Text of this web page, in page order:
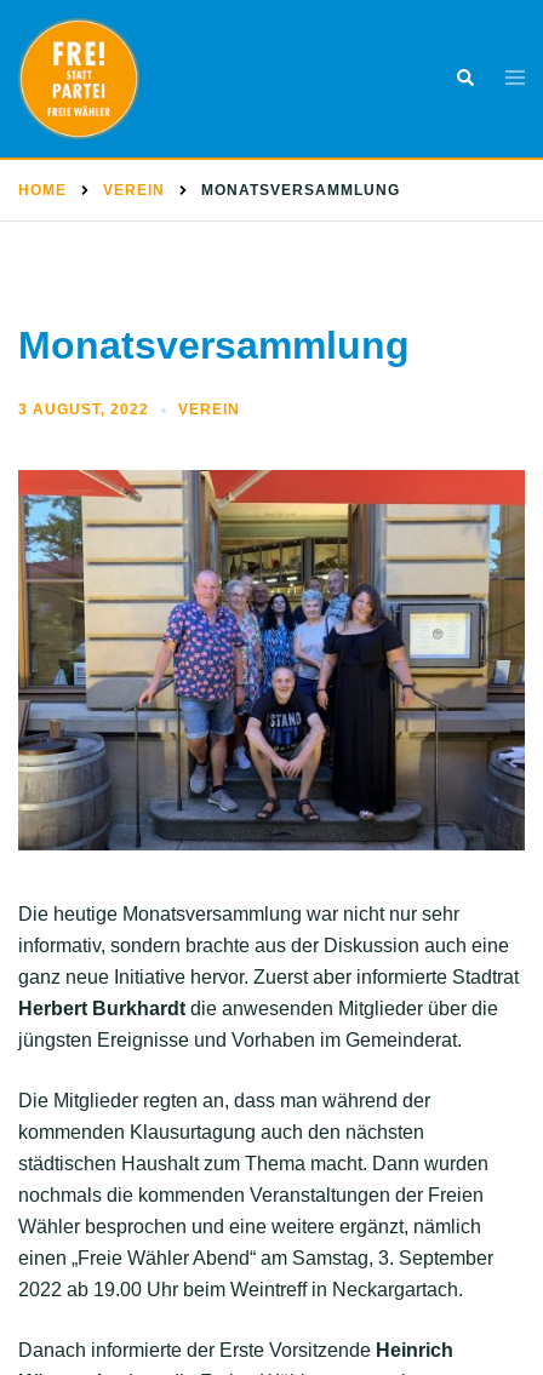
content
Search
HOME VEREIN MONATSVERSAMMLUNG
Monatsversammlung
3 AUGUST, 2022 VEREIN
Die heutige Monatsversammlung war nicht nur sehr
informativ, sondern brachte aus der Diskussion auch eine
ganz neue Initiative hervor. Zuerst aber informierte Stadtrat
Herbert Burkhardt die anwesenden Mitglieder über die
jüngsten Ereignisse und Vorhaben im Gemeinderat.
Die Mitglieder regten an, dass man während der
kommenden Klausurtagung auch den nächsten
städtischen Haushalt zum Thema macht. Dann wurden
nochmals die kommenden Veranstaltungen der Freien
Wähler besprochen und eine weitere ergänzt, nämlich
einen „Freie Wähler Abend“ am Samstag, 3. September
2022 ab 19.00 Uhr beim Weintreff in Neckargartach.
Danach informierte der Erste Vorsitzende Heinrich